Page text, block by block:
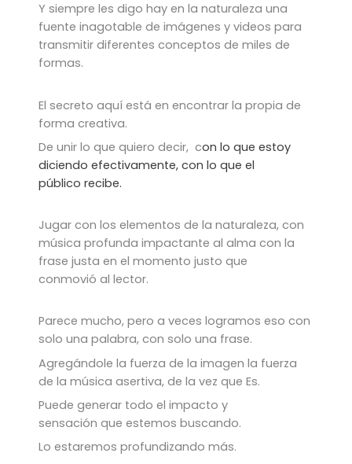
Y siempre les digo hay en la naturaleza una
fuente inagotable de imágenes y videos para
transmitir diferentes conceptos de miles de
formas.
El secreto aquí está en encontrar la propia de
forma creativa.
De unir lo que quiero decir, con lo que estoy
diciendo efectivamente, con lo que el
público recibe.
Jugar con los elementos de la naturaleza, con
música profunda impactante al alma con la
frase justa en el momento justo que
conmovió al lector.
Parece mucho, pero a veces logramos eso con
solo una palabra, con solo una frase.
Agregándole la fuerza de la imagen la fuerza
de la música asertiva, de la vez que Es.
Puede generar todo el impacto y
sensación que estemos buscando.
Lo estaremos profundizando más.